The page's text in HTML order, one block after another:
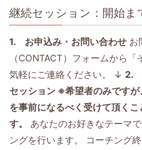
継続セッション：開始ま
1. お申込み・お問い合わせお
（CONTACT）フォームから
気軽にご連絡ください。 ↓ 2.
セッション ※希望者のみです
を事前になるべく受けて頂くこ
す。
あなたのお好きなテーマ
ングを行います。 コーチング